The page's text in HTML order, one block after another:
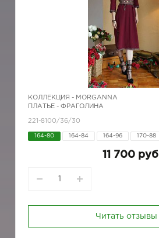
КОЛЛЕКЦИЯ - MORGANNA
ПЛАТЬЕ - ФРАГОЛИНА
221-8100/36/30
164-80 164-84 164-96 170-88
11 700 руб
Читать отзывы